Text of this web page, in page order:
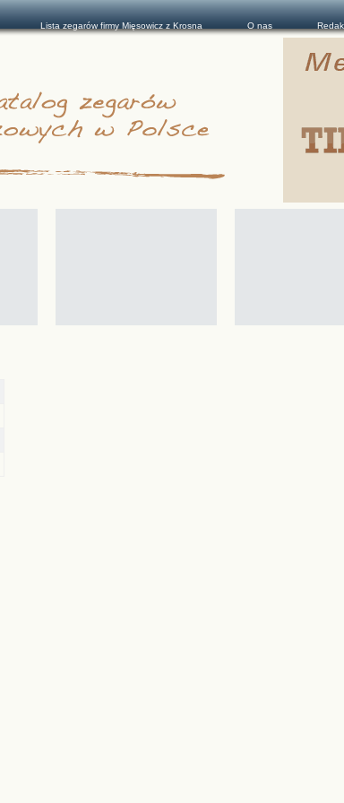
Lista zegarów firmy Mięsowicz z Krosna O nas